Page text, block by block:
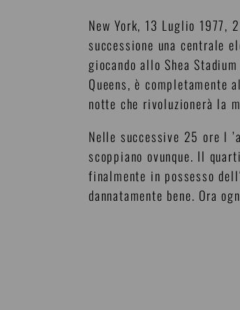
New York, 13 Luglio 1977,
successione una centrale
giocando allo Shea
Queens, è completamente
notte che rivoluzionerà la
Nelle successive 25 ore l
scoppiano ovunque. Il
finalmente in possesso
dannatamente bene. Ora